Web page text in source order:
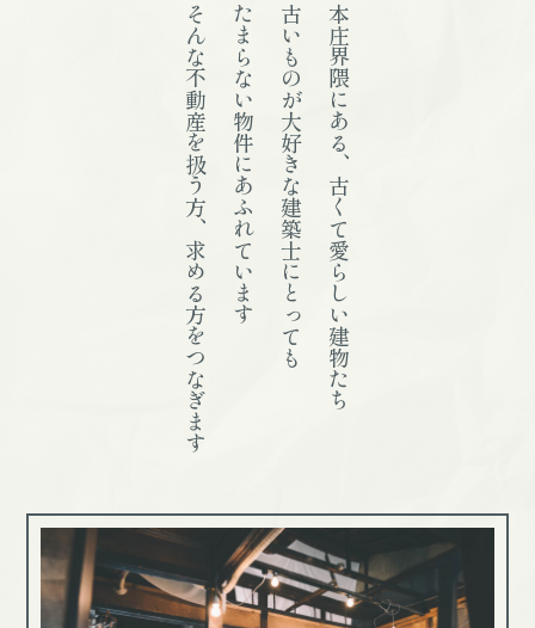
本庄界隈にある、古くて愛らしい建物たち
古いものが大好きな建築士にとっても
たまらない物件にあふれています
そんな不動産を扱う方、求める方をつなぎます